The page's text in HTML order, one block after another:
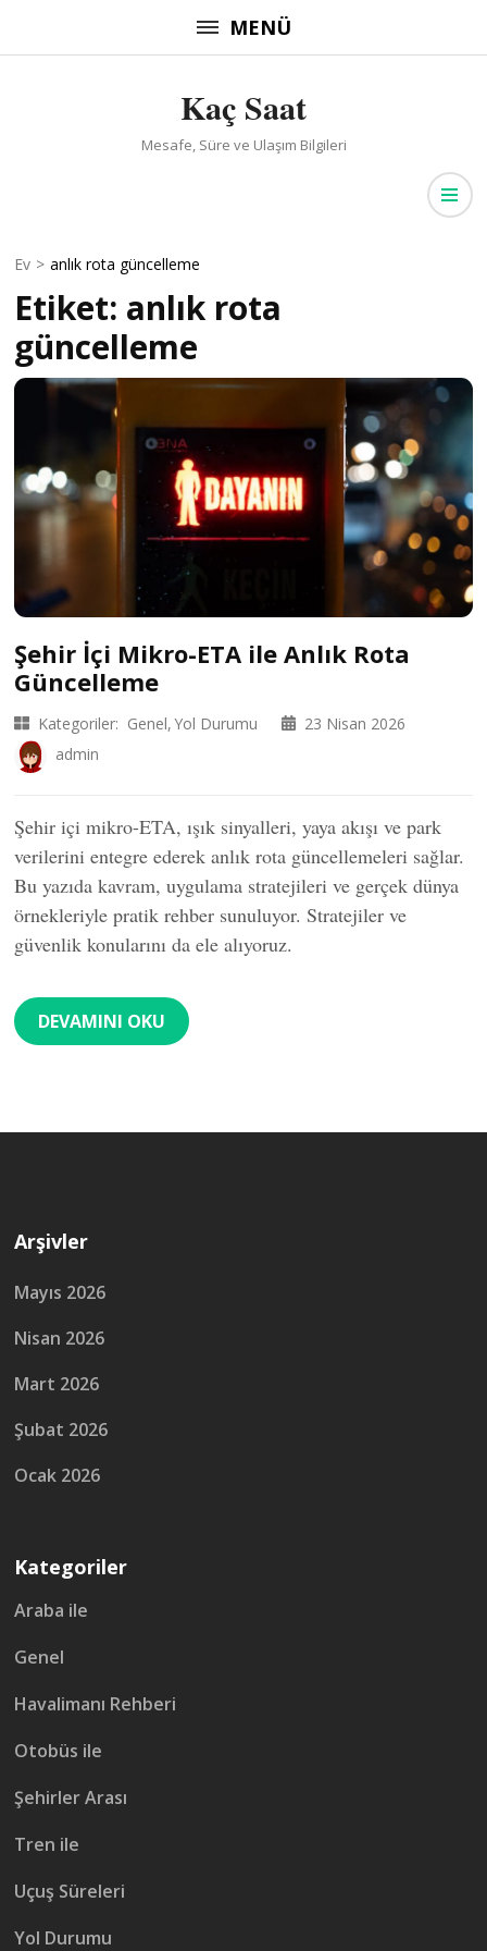
atla
MENÜ
Kaç Saat
Mesafe, Süre ve Ulaşım Bilgileri
Ev > anlık rota güncelleme
Etiket: anlık rota
güncelleme
Şehir İçi Mikro-ETA ile Anlık Rota
Güncelleme
Kategoriler: Genel Yol Durumu
23 Nisan 2026
admin
Şehir içi mikro-ETA, ışık sinyalleri, yaya akışı ve park
verilerini entegre ederek anlık rota güncellemeleri sağlar.
Bu yazıda kavram, uygulama stratejileri ve gerçek dünya
örnekleriyle pratik rehber sunuluyor. Stratejiler ve
güvenlik konularını da ele alıyoruz.
DEVAMINI OKU
Arşivler
Mayıs 2026
Nisan 2026
Mart 2026
Şubat 2026
Ocak 2026
Kategoriler
Araba ile
Genel
Havalimanı Rehberi
Otobüs ile
Şehirler Arası
Tren ile
Uçuş Süreleri
Yol Durumu